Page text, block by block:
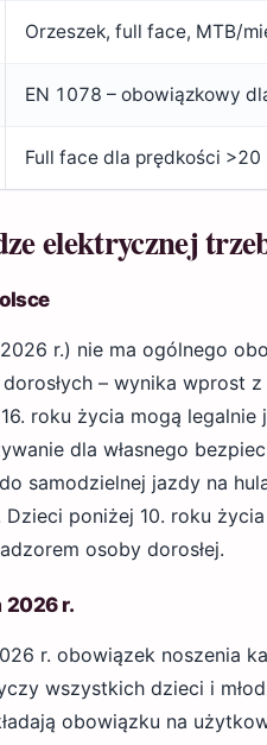
Orzeszek, full face, MTB/
EN 1078 – obowiązkowy
Full face dla prędkości
elektrycznej
r.) nie ma ogólnego
– wynika wprost
roku życia mogą
dla własnego
samodzielnej jazdy na
Dzieci poniżej 10. roku
osoby dorosłej.
2026 r.
r. obowiązek noszenia
wszystkich dzieci i
obowiązku na